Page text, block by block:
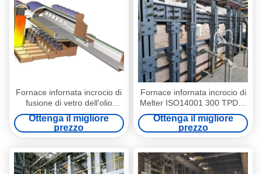
Fornace infornata incrocio di
fusione di vetro dell'olio
pesante 250TPD
Ottenga il migliore
prezzo
Fornace infornata incrocio di
Melter ISO14001 300 TPD di
vetro
Ottenga il migliore
prezzo